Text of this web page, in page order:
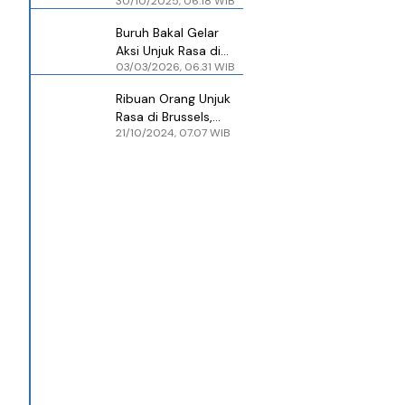
Buruh Bakal Gelar
Aksi Unjuk Rasa di
Kemenaker Besok, Ini
03/03/2026, 06.31 WIB
Ribuan Orang Unjuk
Rasa di Brussels,
Tuntut Gencatan
21/10/2024, 07.07 WIB